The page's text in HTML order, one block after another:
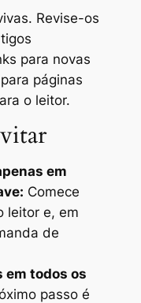
Revise-os
para novas
páginas
o leitor.
em
Comece
leitor e, em
de
em todos os
passo é